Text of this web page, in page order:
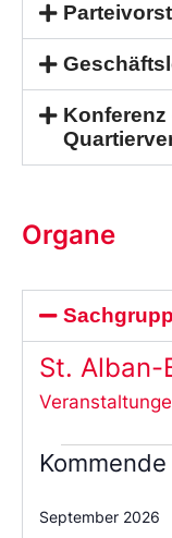
Konferenz
Organe
St.
Kommende
Sie
das
September 2026